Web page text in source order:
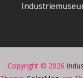
Copyright © 2026